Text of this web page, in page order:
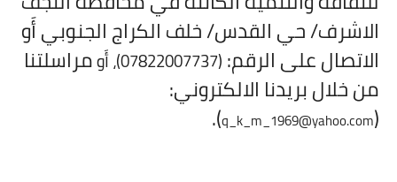
الاشرف/ حي القدس/ خلف الكراج الجنوبي أَو
الاتصال على الرقم: (
07822007737)، أَومراسلتنا
من خلال بريدنا الالكتروني:
(
q_k_m_1969@yahoo.com
).